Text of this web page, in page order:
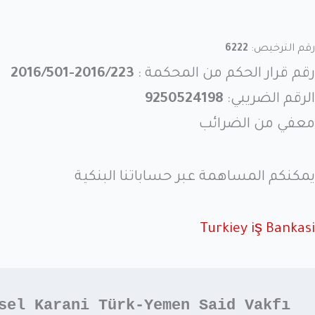
رقم الترخيص: 6222
رقم قرار الحكم من المحكمة : 2016/223-2016/501
الرقم الضريبي: 9250524198
معفي من الضرائب
يمكنكم المساهمة عبر حساباتنا البنكية
Turkiey iş Bankasi
Karani Türk-Yemen Said Vakfı